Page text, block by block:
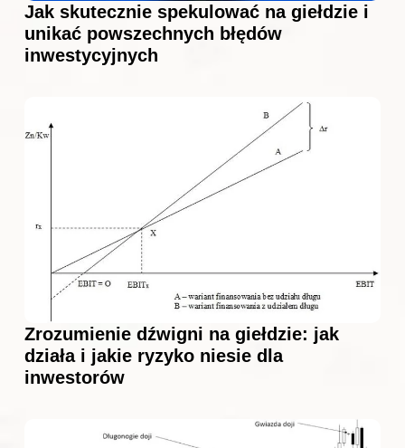
Jak skutecznie spekulować na giełdzie i
unikać powszechnych błędów
inwestycyjnych
Zrozumienie dźwigni na giełdzie: jak
działa i jakie ryzyko niesie dla
inwestorów